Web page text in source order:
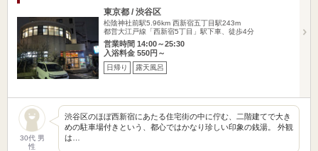
東京都 / 渋谷区
松陰神社前駅5.96km 西新宿五丁目駅243m
都営大江戸線「西新宿5丁目」駅下車、徒歩4分
営業時間 14:00～25:30
入浴料金 550円～
日帰り 露天風呂
30代 男
性
渋谷区のほぼ西新宿にあたる住宅街の中に佇む、二階建てで大き
めの駐車場付きという、都心ではかなり珍しい印象の銭湯。 外観
は…